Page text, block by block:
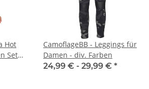
Hot
Set
CamoflageBB - Leggings für
Damen - div. Farben
24,99 € - 29,99 € *